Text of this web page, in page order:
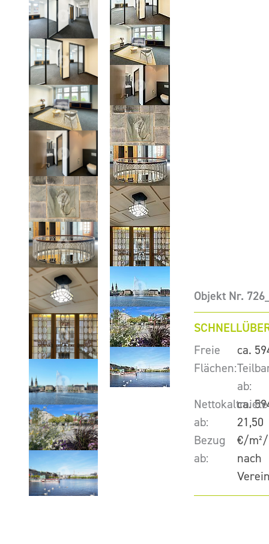
Objekt Nr.
Freie
Flächen:
ca.
ab:
ca.
Nettokaltmiete
ab:
21,50
€/
Bezug
ab:
nach